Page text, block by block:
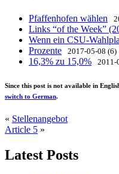
Pfaffenhofen wählen
Links “of the Week”
Wenn ein CSU-
Prozente 2017-05-08 (6)
16,3% zu 15,0% 2011-
Since this post is not available in
switch to German.
« Stellenangebot
Article 5 »
Latest Posts